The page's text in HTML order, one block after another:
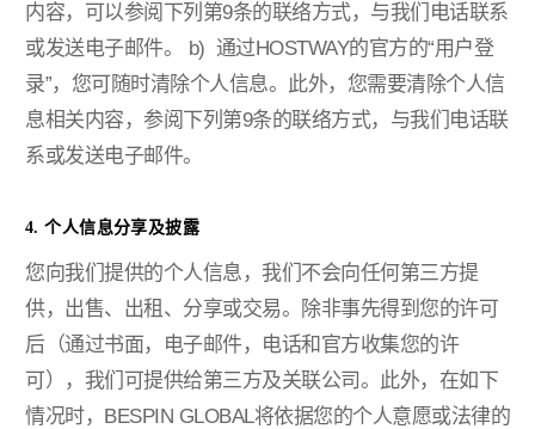
内容，可以参阅下列第9条的联络方式，与我们电话联系
或发送电子邮件。
b) 通过HOSTWAY的官方的“用户登
录”，您可随时清除个人信息。此外，您需要清除个人信
息相关内容，参阅下列第9条的联络方式，与我们电话联
系或发送电子邮件。
4. 个人信息分享及披露
您向我们提供的个人信息，我们不会向任何第三方提
供，出售、出租、分享或交易。除非事先得到您的许可
后（通过书面，电子邮件，电话和官方收集您的许
可），我们可提供给第三方及关联公司。此外，在如下
情况时，BESPIN GLOBAL将依据您的个人意愿或法律的